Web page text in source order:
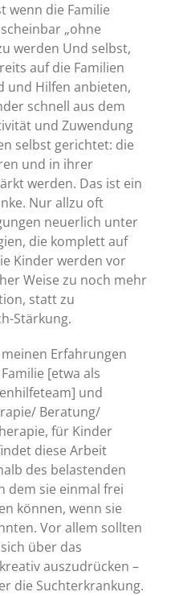
wenn die Familie
„ohne
werden Und selbst,
auf die Familien
und Hilfen anbieten,
schnell aus dem
und Zuwendung
selbst gerichtet: die
und in ihrer
werden. Das ist ein
Nur allzu oft
neuerlich unter
die komplett auf
Kinder werden vor
Weise zu noch mehr
statt zu
Stärkung.
Erfahrungen
[etwa als
und
Beratung/
für Kinder
diese Arbeit
des belastenden
dem sie einmal frei
können, wenn sie
Vor allem sollten
über das
auszudrücken –
die Suchterkrankung.